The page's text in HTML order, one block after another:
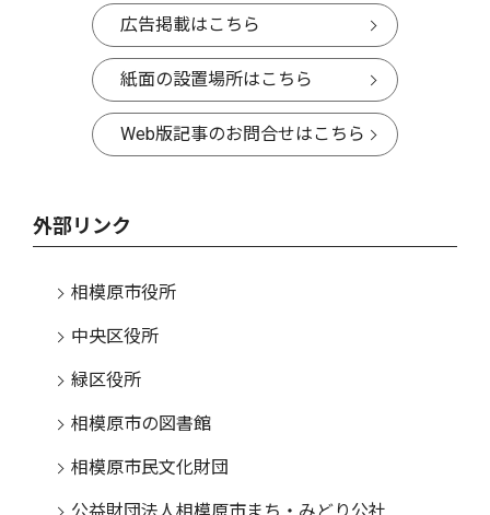
広告掲載はこちら
紙面の設置場所はこちら
Web版記事のお問合せはこちら
外部リンク
相模原市役所
中央区役所
緑区役所
相模原市の図書館
相模原市民文化財団